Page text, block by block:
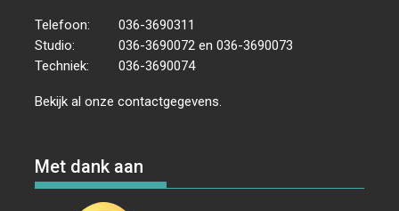
Telefoon:
036-3690311
Studio:
036-3690072 en 036-3690073
Techniek:
036-3690074
Bekijk al onzecontactgegevens.
Met dank aan